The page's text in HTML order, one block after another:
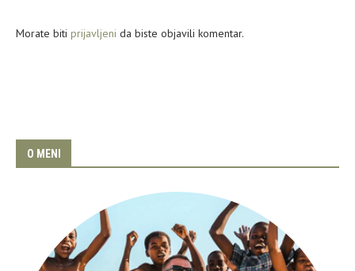
Morate biti prijavljeni da biste objavili komentar.
O MENI